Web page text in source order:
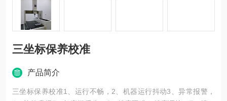
三坐标保养校准
产品简介
三坐标保养校准1、运行不畅，2、机器运行抖动3、异常报警，